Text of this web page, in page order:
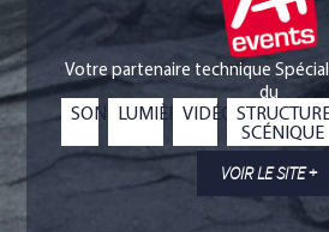
Votre partenaire technique
du
SON LUMIÈREVIDÉO
SCÉNIQUE
VOIR LE SITE +